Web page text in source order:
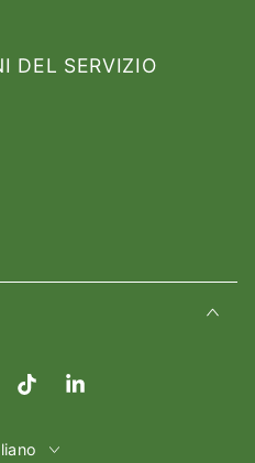
DEL SERVIZIO
TikTokLinkedIn